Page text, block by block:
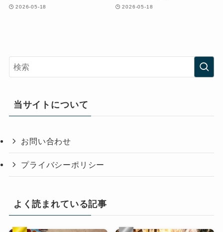
2026-05-18 2026-05-18
当サイトについて
お問い合わせ
プライバシーポリシー
よく読まれている記事